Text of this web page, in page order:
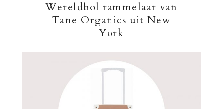
Wereldbol rammelaar van
Tane Organics uit New
York